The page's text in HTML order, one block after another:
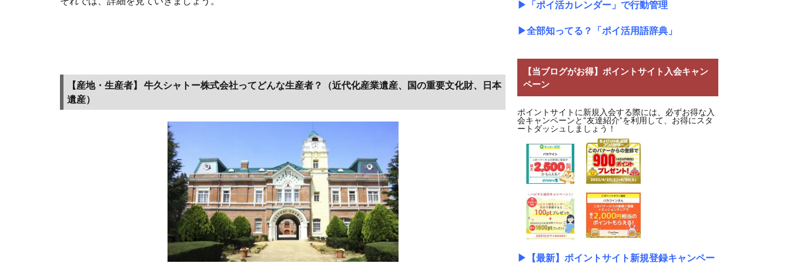
国の
遺
産）
【産地・生産者】 牛久シャトー株式会社ってどんな生産者？（近代化産業遺産、国の重要文化財、日本
遺産）
▶ 「ポイ活カレンダー」で行動管理
▶全部知ってる？「ポイ活用語辞典」
【当ブログがお得】ポイントサイト入会キャン
ペーン
ポイントサイトに新規入会する際には、必ずお得な入
会キャンペーンと“友達紹介”を利用して、お得にスタ
ートダッシュしましょう！
▶
【最新】ポイントサイト新規登録キャンペー